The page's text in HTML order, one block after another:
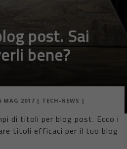
post. Sai
bene?
MAG 2017 | TECH-NEWS |
di titoli per blog post. Ecco i
titoli efficaci per il tuo blog